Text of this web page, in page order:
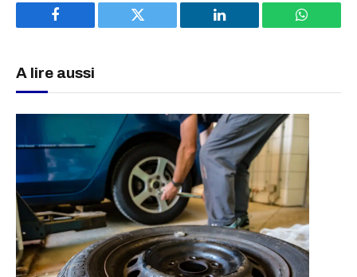
Facebook Twitter LinkedIn
A lire aussi